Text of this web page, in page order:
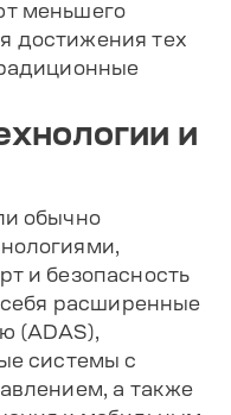
меньшего
достижения тех
и
обычно
и безопасность
расширенные
(ADAS),
системы с
а также